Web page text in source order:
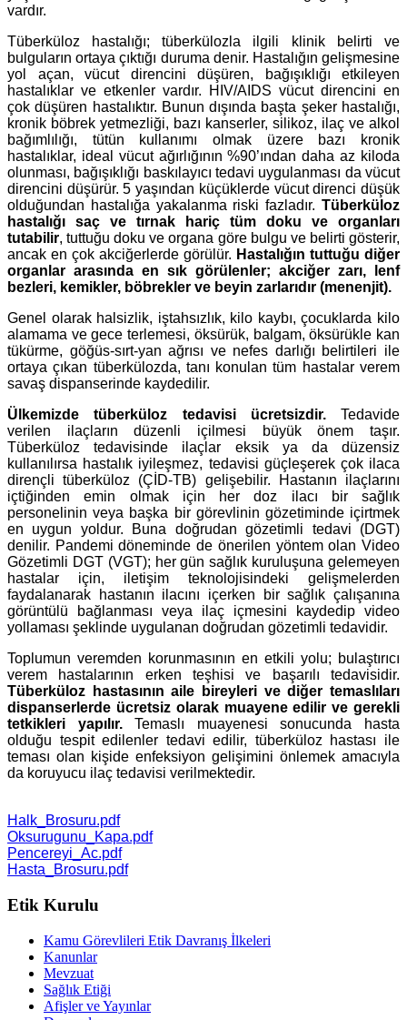
vardır.
Tüberküloz hastalığı; tüberkülozla ilgili klinik belirti ve
bulguların ortaya çıktığı duruma denir. Hastalığın gelişmesine
yol açan, vücut direncini düşüren, bağışıklığı etkileyen
hastalıklar ve etkenler vardır. HIV/AIDS vücut direncini en
çok düşüren hastalıktır. Bunun dışında başta şeker hastalığı,
kronik böbrek yetmezliği, bazı kanserler, silikoz, ilaç ve alkol
bağımlılığı, tütün kullanımı olmak üzere bazı kronik
hastalıklar, ideal vücut ağırlığının %90’ından daha az kiloda
olunması, bağışıklığı baskılayıcı tedavi uygulanması da vücut
direncini düşürür. 5 yaşından küçüklerde vücut direnci düşük
olduğundan hastalığa yakalanma riski fazladır. Tüberküloz
hastalığı saç ve tırnak hariç tüm doku ve organları
tutabilir, tuttuğu doku ve organa göre bulgu ve belirti gösterir,
ancak en çok akciğerlerde görülür. Hastalığın tuttuğu diğer
organlar arasında en sık görülenler; akciğer zarı, lenf
bezleri, kemikler, böbrekler ve beyin zarlarıdır (menenjit).
Genel olarak halsizlik, iştahsızlık, kilo kaybı, çocuklarda kilo
alamama ve gece terlemesi, öksürük, balgam, öksürükle kan
tükürme, göğüs-sırt-yan ağrısı ve nefes darlığı belirtileri ile
ortaya çıkan tüberkülozda, tanı konulan tüm hastalar verem
savaş dispanserinde kaydedilir.
Ülkemizde tüberküloz tedavisi ücretsizdir.Tedavide
verilen ilaçların düzenli içilmesi büyük önem taşır.
Tüberküloz tedavisinde ilaçlar eksik ya da düzensiz
kullanılırsa hastalık iyileşmez, tedavisi güçleşerek çok ilaca
dirençli tüberküloz (ÇİD-TB) gelişebilir. Hastanın ilaçlarını
içtiğinden emin olmak için her doz ilacı bir sağlık
personelinin veya başka bir görevlinin gözetiminde içirtmek
en uygun yoldur. Buna doğrudan gözetimli tedavi (DGT)
denilir. Pandemi döneminde de önerilen yöntem olan Video
Gözetimli DGT (VGT); her gün sağlık kuruluşuna gelemeyen
hastalar için, iletişim teknolojisindeki gelişmelerden
faydalanarak hastanın ilacını içerken bir sağlık çalışanına
görüntülü bağlanması veya ilaç içmesini kaydedip video
yollaması şeklinde uygulanan doğrudan gözetimli tedavidir.
Toplumun veremden korunmasının en etkili yolu; bulaştırıcı
verem hastalarının erken teşhisi ve başarılı tedavisidir.
Tüberküloz hastasının aile bireyleri ve diğer temaslıları
dispanserlerde ücretsiz olarak muayene edilir ve gerekli
tetkikleri yapılır.Temaslı muayenesi sonucunda hasta
olduğu tespit edilenler tedavi edilir, tüberküloz hastası ile
teması olan kişide enfeksiyon gelişimini önlemek amacıyla
da koruyucu ilaç tedavisi verilmektedir.
Halk_Brosuru.pdf
Oksurugunu_Kapa.pdf
Pencereyi_Ac.pdf
Hasta_Brosuru.pdf
Etik Kurulu
Kamu Görevlileri Etik Davranış İlkeleri
Kanunlar
Mevzuat
Sağlık Etiği
Afişler ve Yayınlar